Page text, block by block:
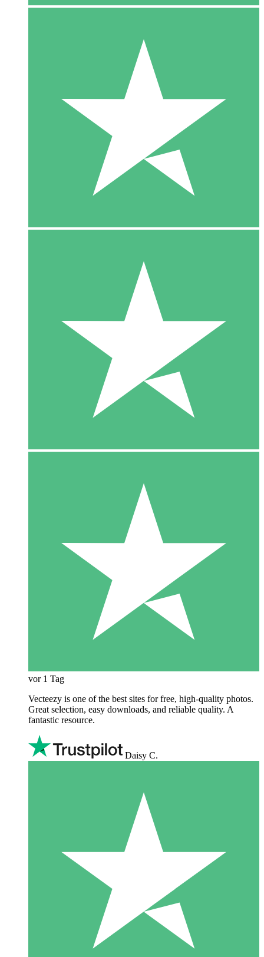
vor 1 Tag
Vecteezy is one of the best sites for free, high‑quality photos.
Great selection, easy downloads, and reliable quality. A
fantastic resource.
Daisy C.